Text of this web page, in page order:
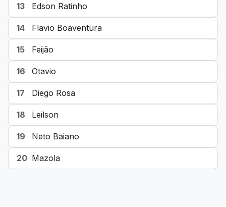
13 Edson Ratinho
14 Flavio Boaventura
15 Feijão
16 Otavio
17 Diego Rosa
18 Leilson
19 Neto Baiano
20 Mazola